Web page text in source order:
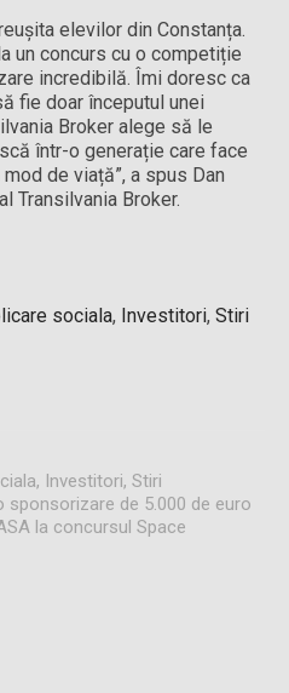
elevilor din Constanța.
un concurs cu o competiție
incredibilă. Îmi doresc ca
fie doar începutul unei
Broker alege să le
într-o generație care face
de viață”, a spus Dan
Transilvania Broker.
sociala, Investitori, Stiri
, Investitori, Stiri
sponsorizare de 5.000 de euro
la concursul Space